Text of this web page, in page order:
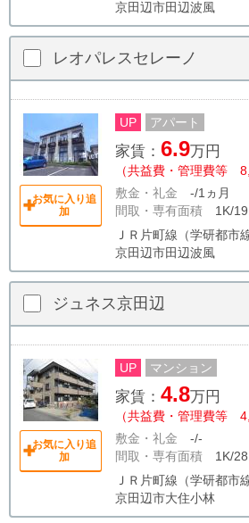
京田辺市田辺波風
レオパレスセレーノ
お気に入り追
加
UP アパート
家賃： 6.9万円
（共益費・管理費等
敷金・礼金 -/1ヵ月
間取・専有面積 1K/
ＪＲ片町線（学研都市
京田辺市田辺波風
ジュネス京田辺
お気に入り追
加
UP マンション
家賃： 4.8万円
（共益費・管理費等
敷金・礼金 -/-
間取・専有面積 1K/
ＪＲ片町線（学研都市
京田辺市大住小林